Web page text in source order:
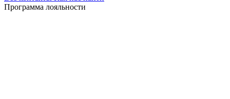
Программа лояльности